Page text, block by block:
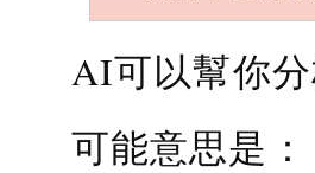
AI可以幫你分
可能意思是：